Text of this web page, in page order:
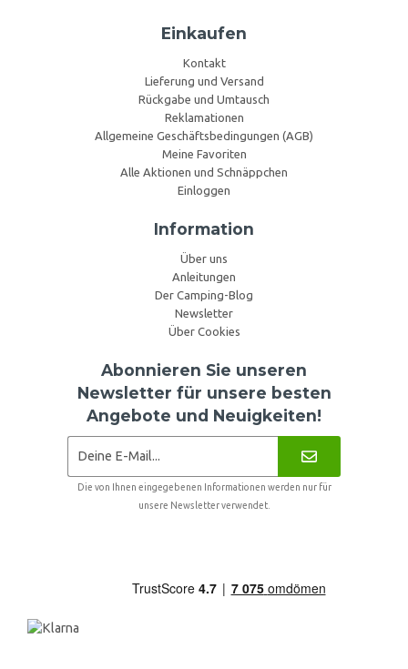
Einkaufen
Kontakt
Lieferung und Versand
Rückgabe und Umtausch
Reklamationen
Allgemeine Geschäftsbedingungen (AGB)
Meine Favoriten
Alle Aktionen und Schnäppchen
Einloggen
Information
Über uns
Anleitungen
Der Camping-Blog
Newsletter
Über Cookies
Abonnieren Sie unseren
Newsletter für unsere besten
Angebote und Neuigkeiten!
Die von Ihnen eingegebenen Informationen werden nur für
unsere Newsletter verwendet.